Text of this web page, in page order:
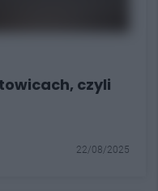
czyli
22/08/2025